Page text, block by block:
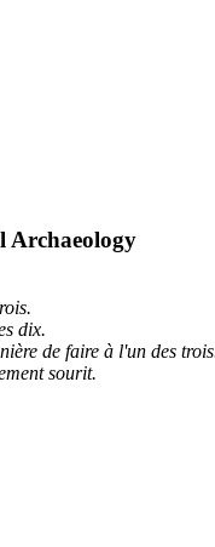
Archaeology
dix.
de faire à l'un des
sourit.